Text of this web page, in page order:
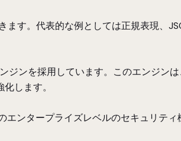
す。代表的な例としては正規表現、
ンを採用しています。このエンジン
します。
ンタープライズレベルのセキュリティ